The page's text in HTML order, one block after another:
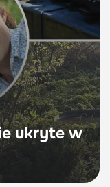
ukryte w